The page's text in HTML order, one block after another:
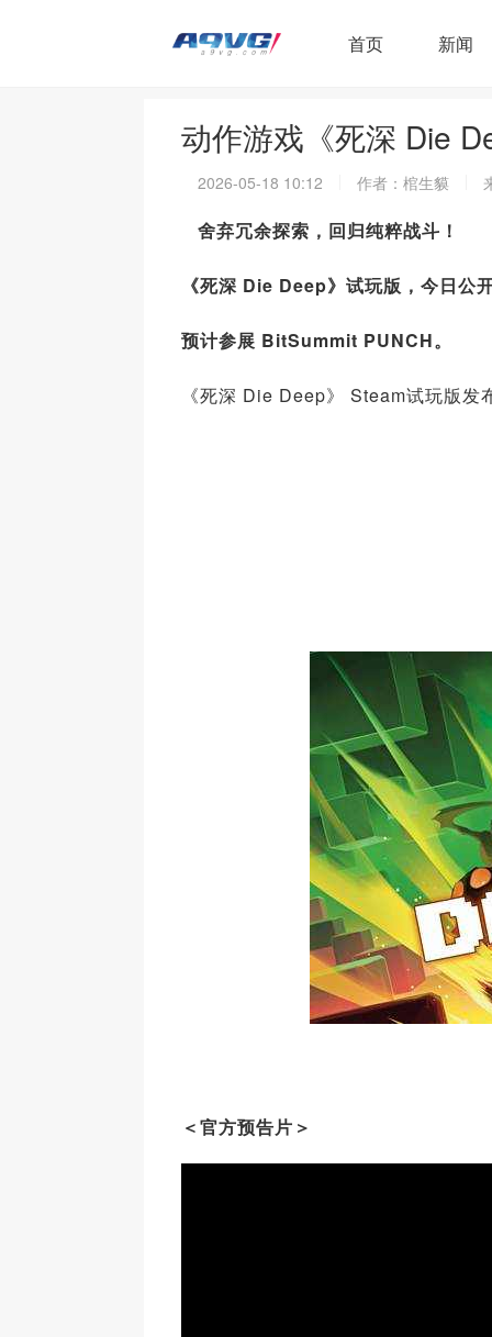
首页 新闻
动作游戏《死深 Die
2026-05-18 10:12 作者：棺生貘
舍弃冗余探索，回归纯粹战斗！
《死深 Die Deep》 试玩版，今日公
预计参展 BitSummit PUNCH。
《死深 Die Deep》 Steam试玩版
＜官方预告片＞